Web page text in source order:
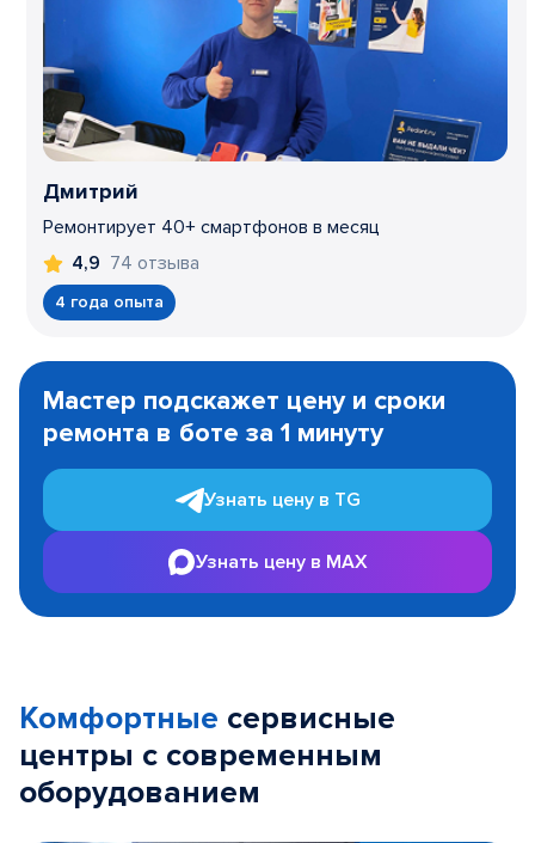
Дмитрий
Ремонтирует 40+ смартфонов в месяц
4,9 74 отзыва
4 года опыта
1
Мастер подскажет цену и сроки
ремонта в боте за 1 минуту
Узнать цену в TG
Узнать цену в MAX
Комфортные сервисные
центры с современным
оборудованием